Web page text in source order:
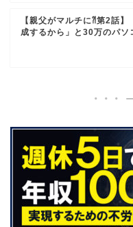
【親父がマルチに⁈第2話】
成するから」と30万のパソ